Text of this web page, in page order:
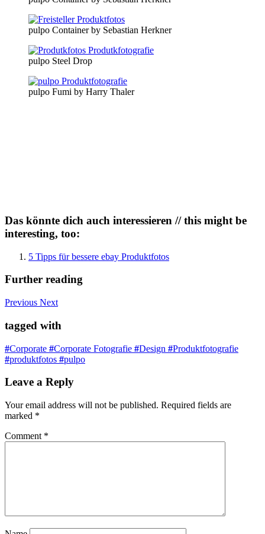
pulpo Container by Sebastian Herkner
pulpo Steel Drop
pulpo Fumi by Harry Thaler
Das könnte dich auch interessieren // this might be
interesting, too:
5 Tipps für bessere ebay Produktfotos
Further reading
Previous Next
tagged with
#Corporate #Corporate Fotografie #Design #Produktfotografie
#produktfotos #pulpo
Leave a Reply
Your email address will not be published. Required fields are
marked *
Comment *